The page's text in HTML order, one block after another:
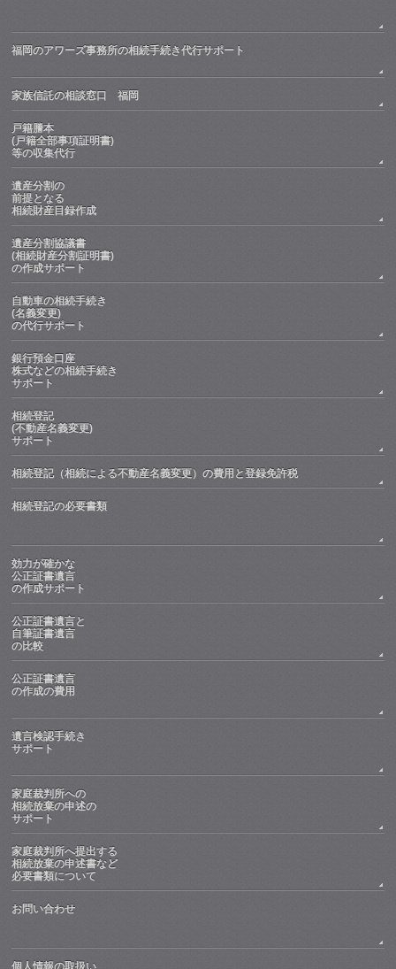
福岡のアワーズ事務所の相続手続き代行サポート
家族信託の相談窓口 福岡
戸籍謄本
(戸籍全部事項証明書)
等の収集代行
遺産分割の
前提となる
相続財産目録作成
遺産分割協議書
(相続財産分割証明書)
の作成サポート
自動車の相続手続き
(名義変更)
の代行サポート
銀行預金口座
株式などの相続手続き
サポート
相続登記
(不動産名義変更)
サポート
相続登記（相続による不動産名義変更）の費用と登録免許税
相続登記の必要書類
効力が確かな
公正証書遺言
の作成サポート
公正証書遺言と
自筆証書遺言
の比較
公正証書遺言
の作成の費用
遺言検認手続き
サポート
家庭裁判所への
相続放棄の申述の
サポート
家庭裁判所へ提出する
相続放棄の申述書など
必要書類について
お問い合わせ
個人情報の取扱い